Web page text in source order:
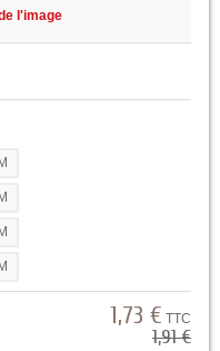
l'image
1,73 € TTC
1,91 €